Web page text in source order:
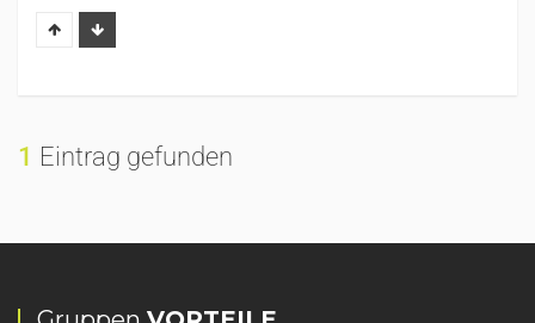
1 Eintrag gefunden